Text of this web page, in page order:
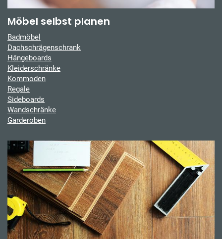
Möbel selbst planen
Badmöbel
Dachschrägenschrank
Hängeboards
Kleiderschränke
Kommoden
Regale
Sideboards
Wandschränke
Garderoben